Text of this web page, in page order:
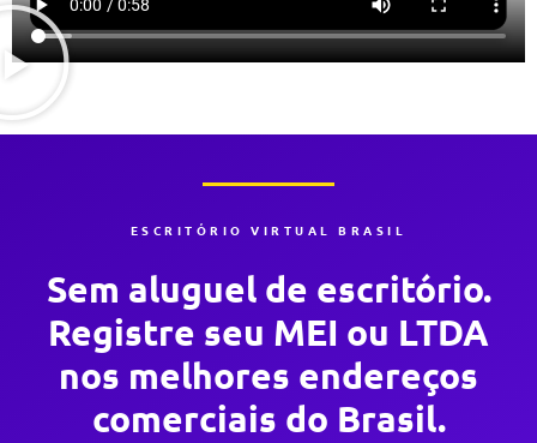
ESCRITÓRIO VIRTUAL BRASIL
Sem aluguel de escritório.
Registre seu MEI ou LTDA
nos melhores endereços
comerciais do Brasil.